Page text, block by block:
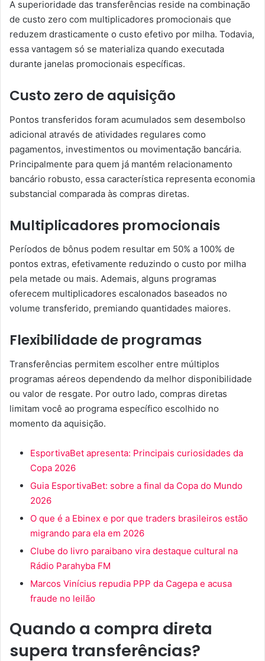
A superioridade das transferências reside na combinação
de custo zero com multiplicadores promocionais que
reduzem drasticamente o custo efetivo por milha. Todavia,
essa vantagem só se materializa quando executada
durante janelas promocionais específicas.
Custo zero de aquisição
Pontos transferidos foram acumulados sem desembolso
adicional através de atividades regulares como
pagamentos, investimentos ou movimentação bancária.
Principalmente para quem já mantém relacionamento
bancário robusto, essa característica representa economia
substancial comparada às compras diretas.
Multiplicadores promocionais
Períodos de bônus podem resultar em 50% a 100% de
pontos extras, efetivamente reduzindo o custo por milha
pela metade ou mais. Ademais, alguns programas
oferecem multiplicadores escalonados baseados no
volume transferido, premiando quantidades maiores.
Flexibilidade de programas
Transferências permitem escolher entre múltiplos
programas aéreos dependendo da melhor disponibilidade
ou valor de resgate. Por outro lado, compras diretas
limitam você ao programa específico escolhido no
momento da aquisição.
EsportivaBet apresenta: Principais curiosidades da
Copa 2026
Guia EsportivaBet: sobre a final da Copa do Mundo
2026
O que é a Ebinex e por que traders brasileiros estão
migrando para ela em 2026
Clube do livro paraibano vira destaque cultural na
Rádio Parahyba FM
Marcos Vinícius repudia PPP da Cagepa e acusa
fraude no leilão
Quando a compra direta
supera transferências?